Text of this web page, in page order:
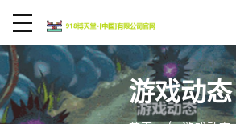
游戏动态